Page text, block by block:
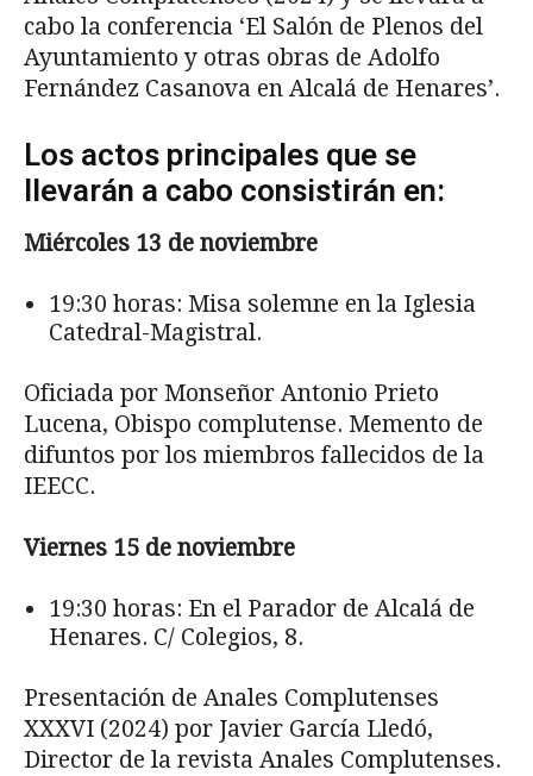
cabo la conferencia ‘El Salón de Plenos del
Ayuntamiento y otras obras de Adolfo
Fernández Casanova en Alcalá de Henares’.
Los actos principales que se
llevarán a cabo consistirán en:
Miércoles 13 de noviembre
19:30 horas: Misa solemne en la Iglesia
Catedral-Magistral.
Oficiada por Monseñor Antonio Prieto
Lucena, Obispo complutense. Memento de
difuntos por los miembros fallecidos de la
IEECC.
Viernes 15 de noviembre
19:30 horas: En el Parador de Alcalá de
Henares. C/ Colegios, 8.
Presentación de Anales Complutenses
XXXVI (2024) por Javier García Lledó,
Director de la revista Anales Complutenses.